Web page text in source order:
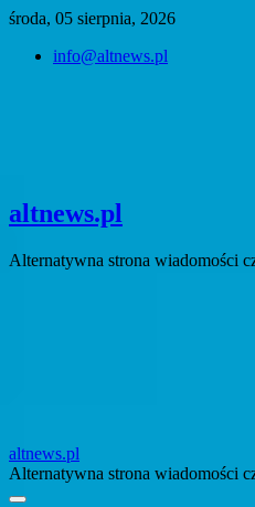
Skip
content
środa, 05 sierpnia, 2026
info@altnews.pl
altnews.pl
Alternatywna strona wiadomości
altnews.pl
Alternatywna strona wiadomości